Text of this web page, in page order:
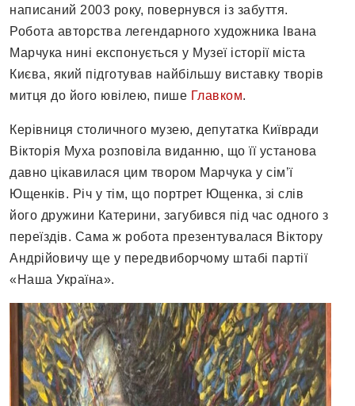
написаний 2003 року, повернувся із забуття.
Робота авторства легендарного художника Івана
Марчука нині експонується у Музеї історії міста
Києва, який підготував найбільшу виставку творів
митця до його ювілею, пише Главком.
Керівниця столичного музею, депутатка Київради
Вікторія Муха розповіла виданню, що її установа
давно цікавилася цим твором Марчука у сім’ї
Ющенків. Річ у тім, що портрет Ющенка, зі слів
його дружини Катерини, загубився під час одного з
переїздів. Сама ж робота презентувалася Віктору
Андрійовичу ще у передвиборчому штабі партії
«Наша Україна».